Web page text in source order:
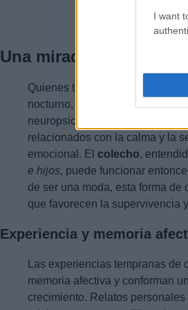
I want
Una mirada desde la
Quienes trabajan con infancia
nocturno, muchas criaturas
neuropsicología se observa que
relacionados con la calma y la
emocional. El colecho,
e hijos, puede funcionar
de ser una moda, esta forma
que favorecen la supervivencia
Experiencia y memoria
Las experiencias tempranas
memoria afectiva y conforman
crecimiento. Relatos